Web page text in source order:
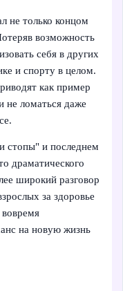
не только концом
возможность
себя в других
и спорту в целом.
как пример
не ломаться даже
стопы" и последнем
драматического
широкий разговор
за здоровье
на новую жизнь